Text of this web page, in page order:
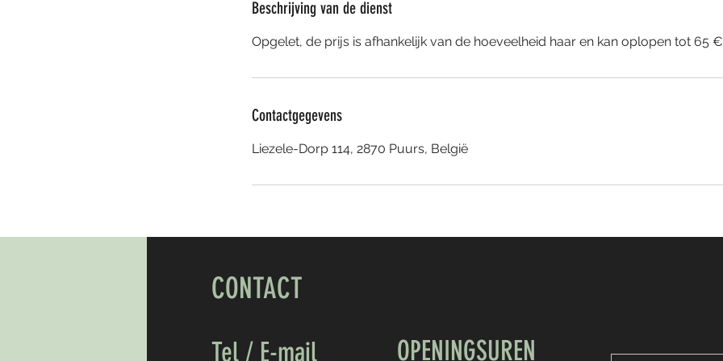
Beschrijving van de dienst
Opgelet, de prijs is afhankelijk van de hoeveelheid haar en kan oplopen tot 65
Contactgegevens
Liezele-Dorp 114, 2870 Puurs, België
CONTACT
Tel / E-mail OPENINGSUREN